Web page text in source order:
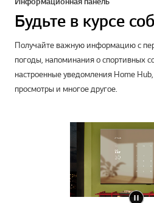
Информационная панель